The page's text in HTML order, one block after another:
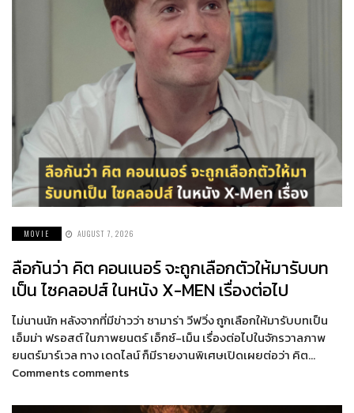
MOVIE AUGUST 7, 2026
ลือกันว่า คิต คอนเนอร์ จะถูกเลือกตัวให้มารับบท
เป็น ไซคลอปส์ ในหนัง X-MEN เรื่องต่อไป
ไม่นานนัก หลังจากที่มีข่าวว่า ซามาร่า วีฟวิ่ง ถูกเลือกให้มารับบทเป็น
เอ็มม่า ฟรอสต์ ในภาพยนตร์ เอ็กซ์-เม็น เรื่องต่อไปในจักรวาลภาพ
ยนตร์มาร์เวล ทาง เดดไลน์ ก็มีรายงานพิเศษเปิดเผยต่อว่า คิต…
Comments comments